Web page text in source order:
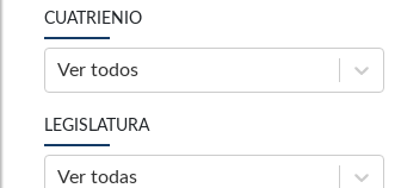
CUATRIENIO
Ver todos
LEGISLATURA
Ver todas